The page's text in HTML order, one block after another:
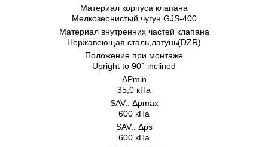
Материал корпуса клапана
Мелкозернистый чугун GJS-400
Материал внутренних частeй клапана
Нержавеющая сталь,латунь(DZR)
Положение при монтаже
Upright to 90° inclined
ΔPmin
35,0 кПа
SAV.. Δpmax
600 кПа
SAV.. Δps
600 кПа